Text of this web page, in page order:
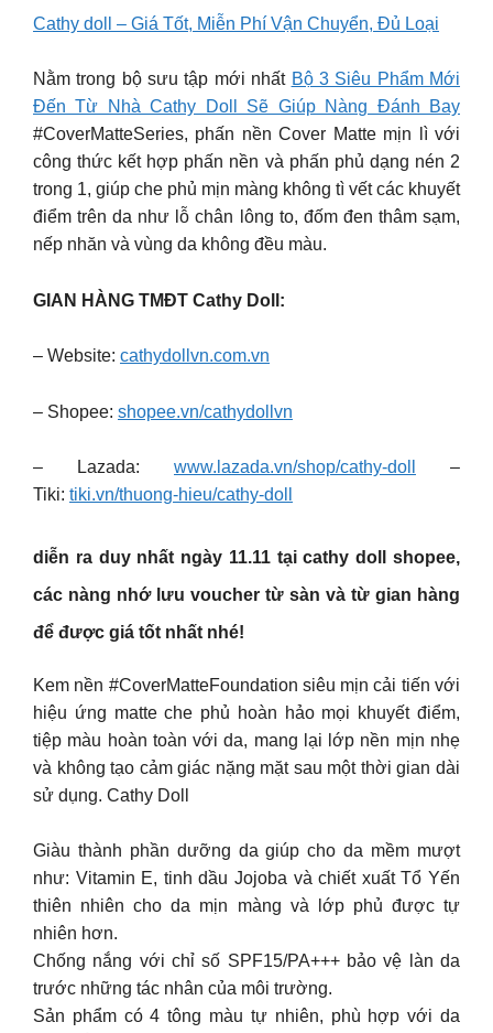
Cathy doll – Giá Tốt, Miễn Phí Vận Chuyển, Đủ Loại
Nằm trong bộ sưu tập mới nhất Bộ 3 Siêu Phẩm Mới
Đến Từ Nhà Cathy Doll Sẽ Giúp Nàng Đánh Bay
#CoverMatteSeries, phấn nền Cover Matte mịn lì với
công thức kết hợp phấn nền và phấn phủ dạng nén 2
trong 1, giúp che phủ mịn màng không tì vết các khuyết
điểm trên da như lỗ chân lông to, đốm đen thâm sạm,
nếp nhăn và vùng da không đều màu.
GIAN HÀNG TMĐT Cathy Doll:
– Website: cathydollvn.com.vn
– Shopee: shopee.vn/cathydollvn
– Lazada: www.lazada.vn/shop/cathy-doll
–
Tiki: tiki.vn/thuong-hieu/cathy-doll
diễn ra duy nhất ngày 11.11 tại cathy doll shopee,
các nàng nhớ lưu voucher từ sàn và từ gian hàng
để được giá tốt nhất nhé!
Kem nền #CoverMatteFoundation siêu mịn cải tiến với
hiệu ứng matte che phủ hoàn hảo mọi khuyết điểm,
tiệp màu hoàn toàn với da, mang lại lớp nền mịn nhẹ
và không tạo cảm giác nặng mặt sau một thời gian dài
sử dụng. Cathy Doll
Giàu thành phần dưỡng da giúp cho da mềm mượt
như: Vitamin E, tinh dầu Jojoba và chiết xuất Tổ Yến
thiên nhiên cho da mịn màng và lớp phủ được tự
nhiên hơn.
Chống nắng với chỉ số SPF15/PA+++ bảo vệ làn da
trước những tác nhân của môi trường.
Sản phẩm có 4 tông màu tự nhiên, phù hợp với da